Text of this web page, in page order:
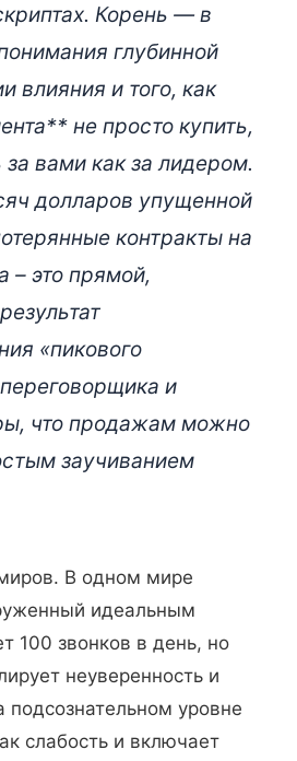
Корень — в
глубинной
влияния и того, как
не просто купить,
за вами как за лидером.
долларов упущенной
контракты на
– это прямой,
«пикового
и
что продажам можно
заучиванием
В одном мире
идеальным
100 звонков в день, но
неуверенность и
подсознательном уровне
слабость и включает